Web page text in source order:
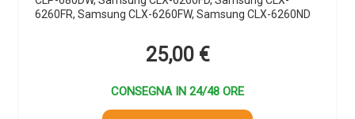
6260FR, Samsung CLX-6260FW, Samsung CLX-6260ND
25,00 €
CONSEGNA IN 24/48 ORE